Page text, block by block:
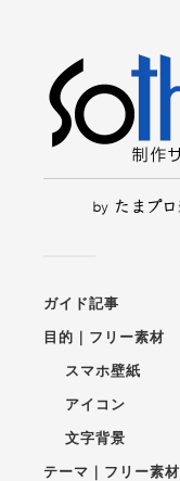
ガイド記事
目的｜フリー素材
スマホ壁紙
アイコン
文字背景
テーマ｜フリー素材